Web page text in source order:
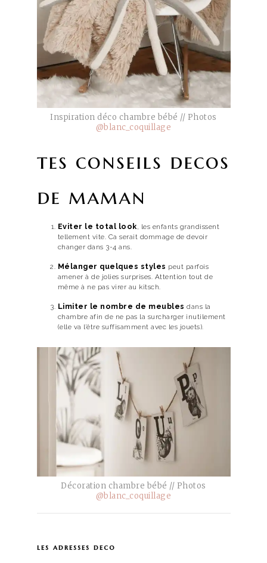
Inspiration déco chambre bébé // Photos
@blanc_coquillage
tes conseils decos
de maman
Eviter le total look, les enfants grandissent
tellement vite. Ca serait dommage de devoir
changer dans 3-4 ans.
Mélanger quelques styles peut parfois
amener à de jolies surprises. Attention tout de
même à ne pas virer au kitsch.
Limiter le nombre de meubles dans la
chambre afin de ne pas la surcharger inutilement
(elle va l’être suffisamment avec les jouets).
Décoration chambre bébé // Photos
@blanc_coquillage
les adresses deco